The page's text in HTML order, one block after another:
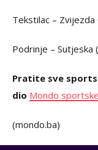
Tekstilac – Zvijezda
Podrinje – Sutjeska
Pratite sve
dio Mondo
(mondo.ba)